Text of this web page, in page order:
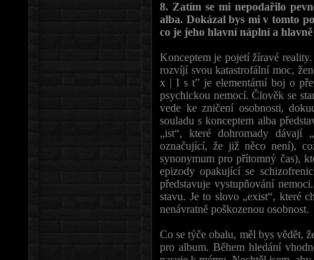
8. Zatím se mi nepodařilo
alba. Dokázal bys mi v tomto
co je jeho hlavní náplní a
Konceptem je pojetí žíravé
rozvíjí svou katastrofální moc,
x | I s t” je elementární boj o
psychickou nemocí. Člověk se
vede ke zničení osobnosti,
souladu s konceptem alba
„ist“, které dohromady dávají
označující, že již něco není),
synonymum pro přítomný čas),
epizody opakující se
představuje vystupňování
stavu. Je to slovo „exist“, které
nenávratně poškozenou osobnost.
Co se týče obalu, měl bys vědět,
pro album. Během hledání